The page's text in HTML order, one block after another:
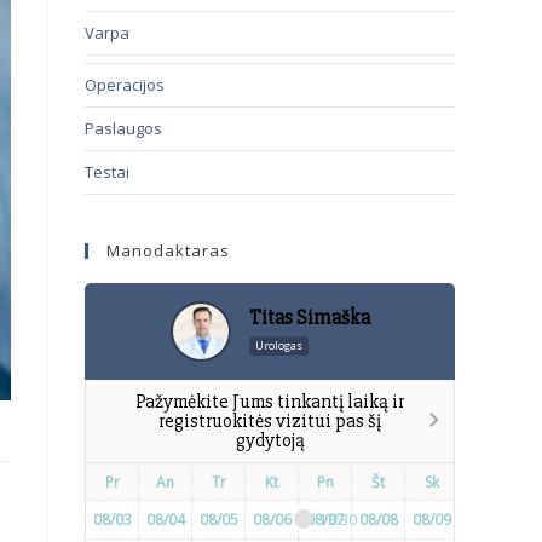
Varpa
Operacijos
Paslaugos
Testai
Manodaktaras
Titas Simaška
Urologas
Pažymėkite Jums tinkantį laiką ir
registruokitės vizitui pas šį
gydytoją
Pr
08/03
An
08/04
Tr
08/05
Kt
08/06
Pn
08/07
13:30
Št
08/08
Sk
08/09